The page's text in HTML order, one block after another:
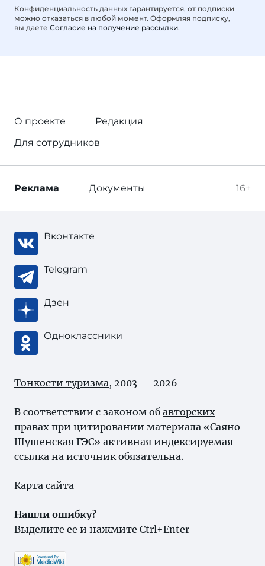
Конфиденциальность данных гарантируется, от подписки
можно отказаться в любой момент. Оформляя подписку,
вы даете Согласие на получение рассылки.
О проекте
Редакция
Для сотрудников
16+
Реклама Документы
Вконтакте
Telegram
Дзен
Одноклассники
Тонкости туризма, 2003 — 2026
В соответствии с законом об авторских
правах при цитировании материала «Саяно-
Шушенская ГЭС» активная индексируемая
ссылка на источник обязательна.
Карта сайта
Нашли ошибку?
Выделите ее и нажмите Ctrl+Enter